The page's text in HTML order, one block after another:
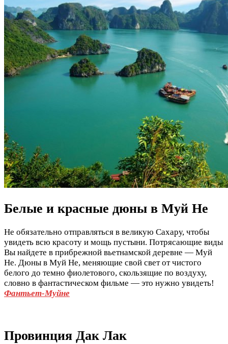
Белые и красные дюны в Муй Не
Не обязательно отправляться в великую Сахару, чтобы
увидеть всю красоту и мощь пустыни. Потрясающие виды
Вы найдете в прибрежной вьетнамской деревне — Муй
Не. Дюны в Муй Не, меняющие свой свет от чистого
белого до темно фиолетового, скользящие по воздуху,
словно в фантастическом фильме — это нужно увидеть!
Фантьет-Муйне
Провинция Дак Лак